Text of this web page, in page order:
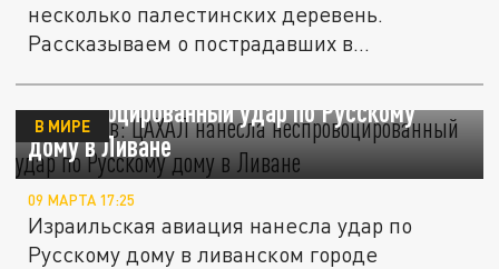
несколько палестинских деревень.
Рассказываем о пострадавших в
Примаков: ЦАХАЛ нанесла
неспровоцированный удар по Русскому
дому в Ливане
В МИРЕ
09 МАРТА 17:25
Израильская авиация нанесла удар по
Русскому дому в ливанском городе